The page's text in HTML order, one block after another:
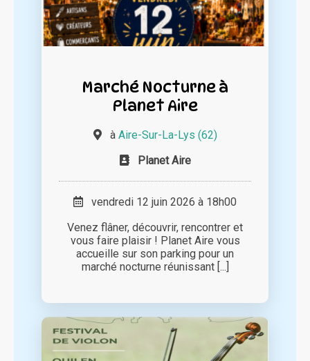
Marché Nocturne à
Planet Aire
à Aire-Sur-La-Lys (62)
Planet Aire
vendredi 12 juin 2026 à 18h00
Venez flâner, découvrir, rencontrer et
vous faire plaisir ! Planet Aire vous
accueille sur son parking pour un
marché nocturne réunissant [...]